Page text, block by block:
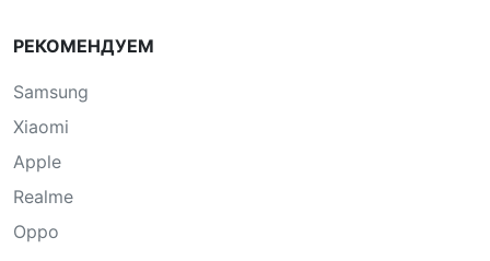
РЕКОМЕНДУЕМ
Samsung
Xiaomi
Apple
Realme
Oppo